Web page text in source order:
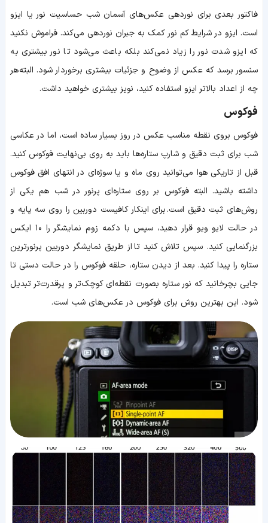
فاکتور بعدی برای نوردهی عکس‌های آسمان شب حساسیت نور یا ایزو
است. ایزو در شرایط کم نور کمک به جبران نوردهی می‌کند. فراموش نکنید
که ایزو شدت نور را زیاد نمی‌کند بلکه باعث می‌شود تا نور بیشتری به
سنسور برسد که عکس از وضوح و جزئیات بیشتری برخوردار شود. البته هر
چه از اعداد بالاتر ایزو استفاده کنید، نویز بیشتری خواهید داشت.
فوکوس
فوکوس بروی نقطه مناسب عکس در روز بسیار ساده است، اما در عکاسی
شب برای ثبت دقیق و شارپ ستاره‌ها باید به روی بی‌نهایت فوکوس کنید.
قبل از تاریکی هوا می‌توانید روی ماه و یا سوژه‌ای در انتهای افق فوکوس
داشته باشید. البته فوکوس بر روی ستاره‌ای پرنور در شب هم یکی از
روش‌های ثبت دقیق است. برای اینکار کافیست دوربین را روی سه پایه و
در حالت لایو ویو قرار دهید، سپس با دکمه زوم نمایشگر را ۱۰ ایکس
بزرگنمایی کنید. سپس تلاش کنید تا از طریق نمایشگر دوربین پرنورترین
ستاره را پیدا کنید. بعد از دیدن ستاره، حلقه فوکوس را در حالت دستی تا
جایی بچرخانید که نور ستاره بصورت نقطه‌ای کوچک‌تر و پرقدرت‌تر تبدیل
شود. این بهترین روش برای فوکوس در عکس‌های شب است.